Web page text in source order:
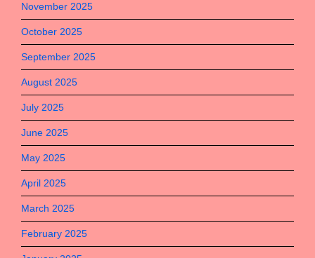
November 2025
October 2025
September 2025
August 2025
July 2025
June 2025
May 2025
April 2025
March 2025
February 2025